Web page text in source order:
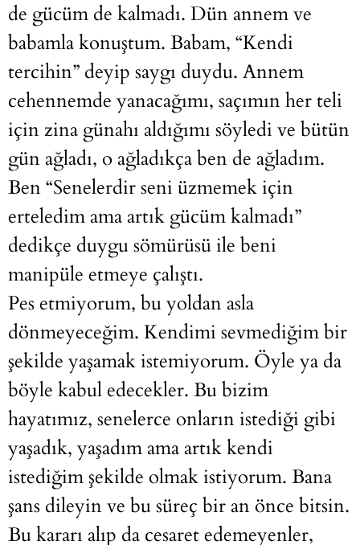
de gücüm de kalmadı. Dün annem ve
babamla konuştum. Babam, “Kendi
tercihin” deyip saygı duydu. Annem
cehennemde yanacağımı, saçımın her teli
için zina günahı aldığımı söyledi ve bütün
gün ağladı, o ağladıkça ben de ağladım.
Ben “Senelerdir seni üzmemek için
erteledim ama artık gücüm kalmadı”
dedikçe duygu sömürüsü ile beni
manipüle etmeye çalıştı.
Pes etmiyorum, bu yoldan asla
dönmeyeceğim. Kendimi sevmediğim bir
şekilde yaşamak istemiyorum. Öyle ya da
böyle kabul edecekler. Bu bizim
hayatımız, senelerce onların istediği gibi
yaşadık, yaşadım ama artık kendi
istediğim şekilde olmak istiyorum. Bana
şans dileyin ve bu süreç bir an önce bitsin.
Bu kararı alıp da cesaret edemeyenler,